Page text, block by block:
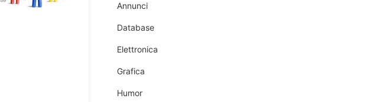
Annunci
Database
Elettronica
Grafica
Humor